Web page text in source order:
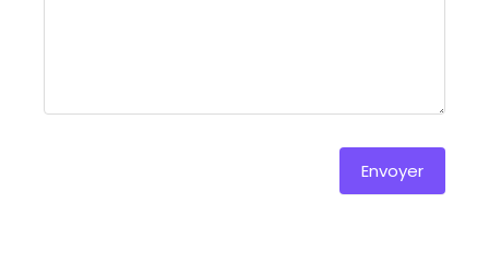
Envoyer